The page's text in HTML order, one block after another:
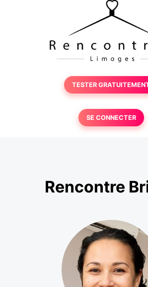
TESTER
SE CONNECTER
Rencontre